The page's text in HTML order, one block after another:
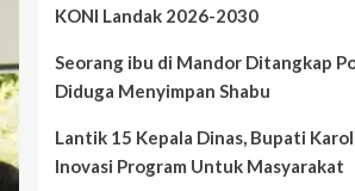
KONI Landak 2026-2030
Seorang ibu di Mandor Ditangkap
Diduga Menyimpan Shabu
Lantik 15 Kepala Dinas, Bupati
Inovasi Program Untuk Masyarakat